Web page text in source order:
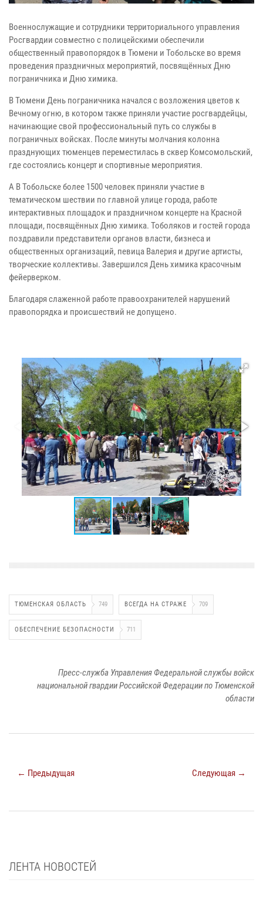
Военнослужащие и сотрудники территориального управления
Росгвардии совместно с полицейскими обеспечили
общественный правопорядок в Тюмени и Тобольске во время
проведения праздничных мероприятий, посвящённых Дню
пограничника и Дню химика.
В Тюмени День пограничника начался с возложения цветов к
Вечному огню, в котором также приняли участие росгвардейцы,
начинающие свой профессиональный путь со службы в
пограничных войсках. После минуты молчания колонна
празднующих тюменцев переместилась в сквер Комсомольский,
где состоялись концерт и спортивные мероприятия.
А В Тобольске более 1500 человек приняли участие в
тематическом шествии по главной улице города, работе
интерактивных площадок и праздничном концерте на Красной
площади, посвящённых Дню химика. Тоболяков и гостей города
поздравили представители органов власти, бизнеса и
общественных организаций, певица Валерия и другие артисты,
творческие коллективы. Завершился День химика красочным
фейерверком.
Благодаря слаженной работе правоохранителей нарушений
правопорядка и происшествий не допущено.
ТЮМЕНСКАЯ ОБЛАСТЬ 749 ВСЕГДА НА СТРАЖЕ 709
ОБЕСПЕЧЕНИЕ БЕЗОПАСНОСТИ 711
Пресс-служба Управления Федеральной службы войск
национальной гвардии Российской Федерации по Тюменской
области
← Предыдущая Следующая →
ЛЕНТА НОВОСТЕЙ